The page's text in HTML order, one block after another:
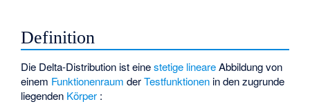
Definition
Die Delta-Distribution ist einestetige lineareAbbildung von
einem Funktionenraum derTestfunktionen in den zugrunde
liegenden Körper :